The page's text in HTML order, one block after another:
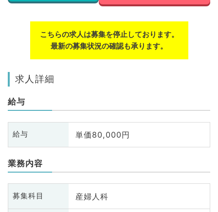
こちらの求人は募集を停止しております。
最新の募集状況の確認も承ります。
求人詳細
給与
給与 単価80,000円
業務内容
募集科目 産婦人科